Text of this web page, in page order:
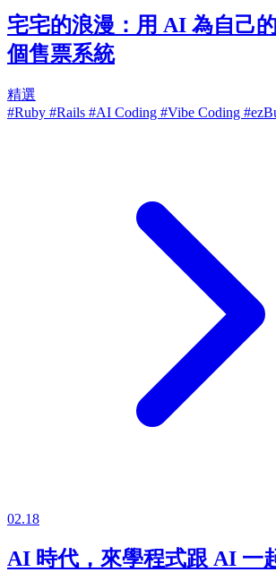
宅宅的浪漫：用 AI 為自己
個售票系統
精選
#Ruby #Rails #AI Coding #Vibe Coding
02.18
AI 時代，來學程式跟 AI 一